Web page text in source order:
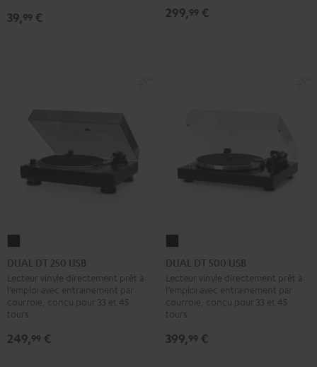
/
39,99 € 299,99 €
DT
250
USB
Noir
DUAL DT 250 USB
Lecteur vinyle directement prêt à
l’emploi avec entrainement par
courroie, conçu pour 33 et 45
tours
249,99 €
DT
500
USB
Noir
DUAL DT 500 USB
Lecteur vinyle directement prêt à
l’emploi avec entrainement par
courroie, conçu pour 33 et 45
tours
399,99 €